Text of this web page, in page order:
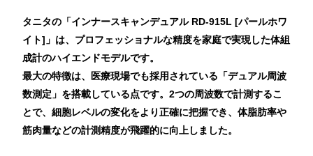
タニタの「インナースキャンデュアル RD-915L [パールホワ
イト]」は、プロフェッショナルな精度を家庭で実現した体組
成計のハイエンドモデルです。
最大の特徴は、医療現場でも採用されている「デュアル周波
数測定」を搭載している点です。2つの周波数で計測するこ
とで、細胞レベルの変化をより正確に把握でき、体脂肪率や
筋肉量などの計測精度が飛躍的に向上しました。